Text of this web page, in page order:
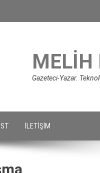
MELIH
Gazeteci-Yazar.
İLETIŞIM